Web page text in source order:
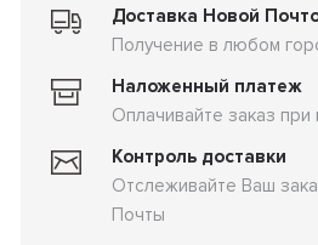
Доставка Новой
Получение в любом
Наложенный платеж
Оплачивайте заказ при
Контроль доставки
Отслеживайте Ваш
Почты